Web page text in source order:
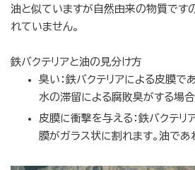
油と似ていますが自然由来の物質です
れていません。
鉄バクテリアと油の見分け方
臭い：鉄バクテリアによる皮膜で
水の滞留による腐敗臭がする場合
皮膜に衝撃を与える：鉄バクテリ
膜がガラス状に割れます。油であ